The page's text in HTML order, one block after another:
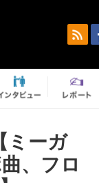
ミーガ
、フロ